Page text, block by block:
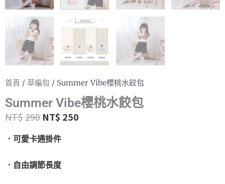
首頁 / 草編包 / Summer Vibe櫻桃水餃包
Summer Vibe櫻桃水餃包
NT$290 NT$ 250
．可愛卡通掛件
．自由調節長度